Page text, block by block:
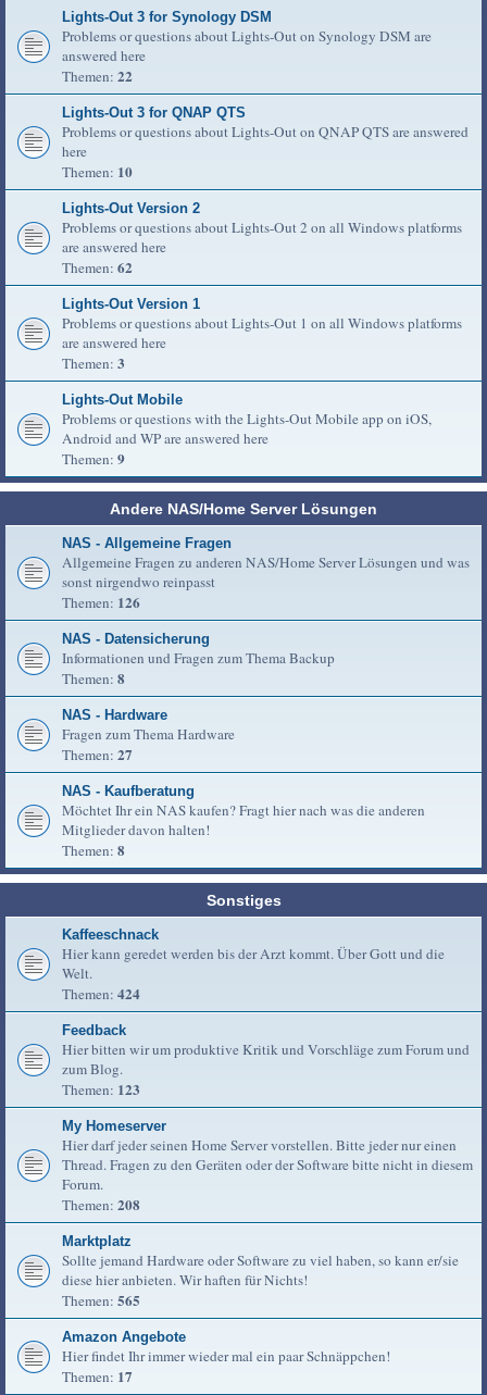
Lights-Out 3 for Synology DSM
Problems or questions about Lights-Out on Synology DSM are
answered here
Themen: 22
Lights-Out 3 for QNAP QTS
Problems or questions about Lights-Out on QNAP QTS are answered
here
Themen: 10
Lights-Out Version 2
Problems or questions about Lights-Out 2 on all Windows platforms
are answered here
Themen: 62
Lights-Out Version 1
Problems or questions about Lights-Out 1 on all Windows platforms
are answered here
Themen: 3
Lights-Out Mobile
Problems or questions with the Lights-Out Mobile app on iOS,
Android and WP are answered here
Themen: 9
Andere NAS/Home Server Lösungen
NAS - Allgemeine Fragen
Allgemeine Fragen zu anderen NAS/Home Server Lösungen und was
sonst nirgendwo reinpasst
Themen: 126
NAS - Datensicherung
Informationen und Fragen zum Thema Backup
Themen: 8
NAS - Hardware
Fragen zum Thema Hardware
Themen: 27
NAS - Kaufberatung
Möchtet Ihr ein NAS kaufen? Fragt hier nach was die anderen
Mitglieder davon halten!
Themen: 8
Sonstiges
Kaffeeschnack
Hier kann geredet werden bis der Arzt kommt. Über Gott und die
Welt.
Themen: 424
Feedback
Hier bitten wir um produktive Kritik und Vorschläge zum Forum und
zum Blog.
Themen: 123
My Homeserver
Hier darf jeder seinen Home Server vorstellen. Bitte jeder nur einen
Thread. Fragen zu den Geräten oder der Software bitte nicht in diesem
Forum.
Themen: 208
Marktplatz
Sollte jemand Hardware oder Software zu viel haben, so kann er/sie
diese hier anbieten. Wir haften für Nichts!
Themen: 565
Amazon Angebote
Hier findet Ihr immer wieder mal ein paar Schnäppchen!
Themen: 17